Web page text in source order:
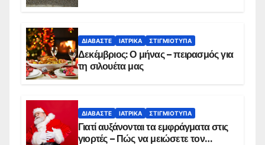
ΔΙΑΒΆΣΤΕ ΙΑΤΡΙΚΆ ΣΤΙΓΜΙΌΤΥΠΑ
Δεκέμβριος: Ο μήνας – πειρασμός για
τη σιλουέτα μας
ΔΙΑΒΆΣΤΕ ΙΑΤΡΙΚΆ ΣΤΙΓΜΙΌΤΥΠΑ
Γιατί αυξάνονται τα εμφράγματα στις
γιορτές – Πώς να μειώσετε τον